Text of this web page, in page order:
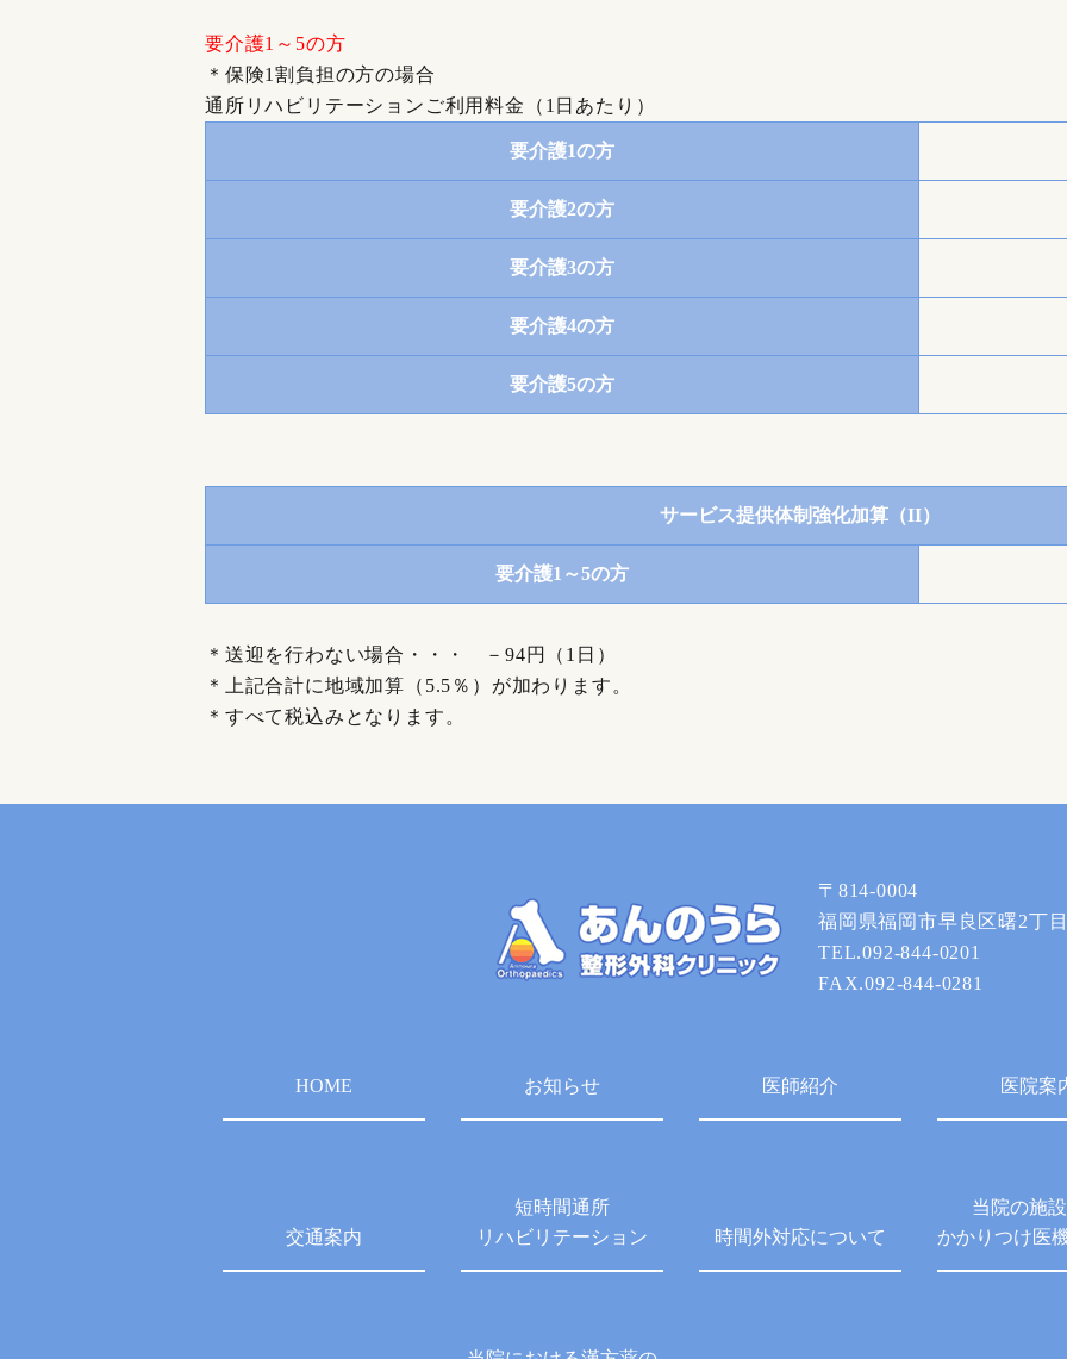
要介護1～5の方
＊保険1割負担の方の場合
通所リハビリテーションご利用料金（1日あたり）
要介護1の方
要介護2の方
要介護3の方
要介護4の方
要介護5の方
サービス提供体制強化加算（II）
要介護1～5の方
＊送迎を行わない場合・・・ －94円（1日）
＊上記合計に地域加算（5.5％）が加わります。
＊すべて税込みとなります。
〒814-0004
福岡県福岡市早良区曙2丁
TEL.092-844-0201
FAX.092-844-0281
HOME お知らせ 医師紹介 医院案
交通案内
短時間通所
リハビリテーション
時間外対応について
当院の施
かかりつけ医